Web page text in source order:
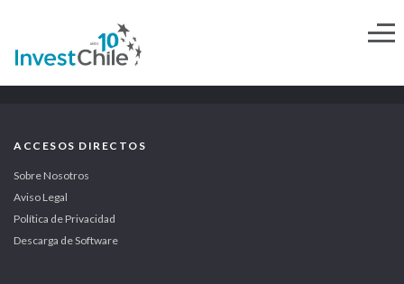
ACCESOS DIRECTOS
Sobre Nosotros
Aviso Legal
Política de Privacidad
Descarga de Software